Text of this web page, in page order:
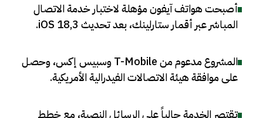
أصبحت هواتف آيفون مؤهلة لاختبار خدمة الاتصال
المباشر عبر أقمار ستارلينك، بعد تحديث iOS 18,3
.
المشروع مدعوم من T-Mobile وسبيس إكس، وحصل
على موافقة هيئة الاتصالات الفيدرالية الأمريكية.
تقتصر الخدمة حالياً على الرسائل النصية، مع خطط